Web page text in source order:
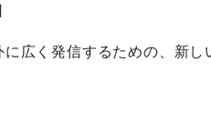
広く発信するための、新